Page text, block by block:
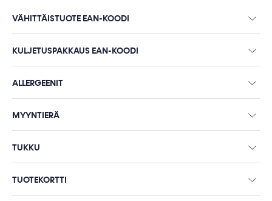
VÄHITTÄISTUOTE EAN-KOODI
KULJETUSPAKKAUS EAN-KOODI
ALLERGEENIT
MYYNTIERÄ
TUKKU
TUOTEKORTTI